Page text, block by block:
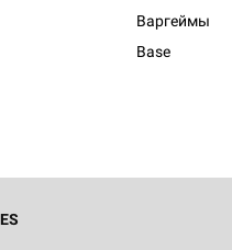
Варгеймы
Base